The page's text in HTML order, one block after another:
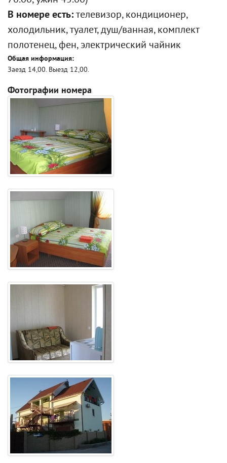
В номере есть: телевизор, кондиционер,
холодильник, туалет, душ/ванная, комплект
полотенец, фен, электрический чайник
Общая информация:
Заезд 14,00. Выезд 12,00.
Фотографии номера